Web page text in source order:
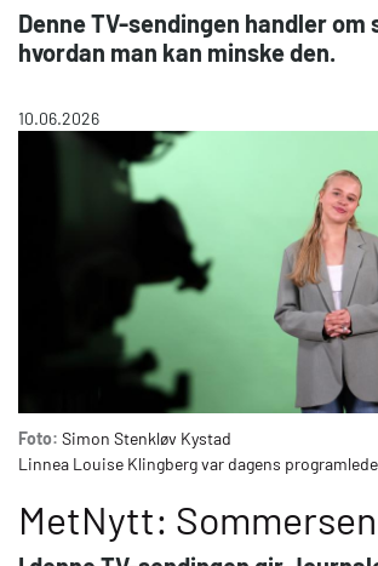
Denne TV-sendingen handler
hvordan man kan minske den.
10.06.2026
Foto: Simon Stenkløv Kystad
Linnea Louise Klingberg var dagens
MetNytt: